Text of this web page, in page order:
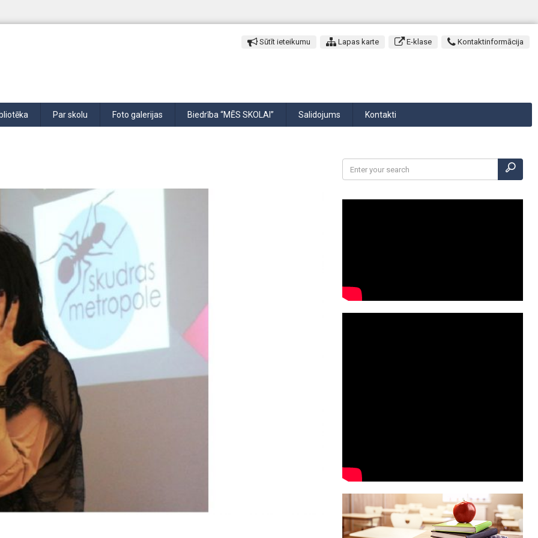
Sūtīt ieteikumu Lapas karte E-klase Kontaktinformācija
Par skolu Foto galerijas Biedrība “MĒS SKOLAI” Salidojums Kontakti